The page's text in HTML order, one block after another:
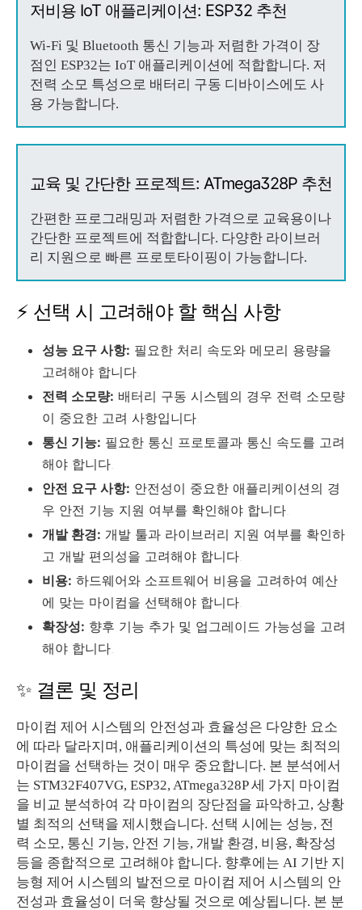
저비용 IoT 애플리케이션: ESP32 추천
Wi-Fi 및 Bluetooth 통신 기능과 저렴한 가격이 장
점인 ESP32는 IoT 애플리케이션에 적합합니다. 저
전력 소모 특성으로 배터리 구동 디바이스에도 사
용 가능합니다.
교육 및 간단한 프로젝트: ATmega328P 추천
간편한 프로그래밍과 저렴한 가격으로 교육용이나
간단한 프로젝트에 적합합니다. 다양한 라이브러
리 지원으로 빠른 프로토타이핑이 가능합니다.
⚡ 선택 시 고려해야 할 핵심 사항
성능 요구 사항: 필요한 처리 속도와 메모리 용량을
고려해야 합니다.
전력 소모량: 배터리 구동 시스템의 경우 전력 소모량
이 중요한 고려 사항입니다.
통신 기능: 필요한 통신 프로토콜과 통신 속도를 고려
해야 합니다.
안전 요구 사항: 안전성이 중요한 애플리케이션의 경
우 안전 기능 지원 여부를 확인해야 합니다.
개발 환경: 개발 툴과 라이브러리 지원 여부를 확인하
고 개발 편의성을 고려해야 합니다.
비용: 하드웨어와 소프트웨어 비용을 고려하여 예산
에 맞는 마이컴을 선택해야 합니다.
확장성: 향후 기능 추가 및 업그레이드 가능성을 고려
해야 합니다.
✨ 결론 및 정리
마이컴 제어 시스템의 안전성과 효율성은 다양한 요소
에 따라 달라지며, 애플리케이션의 특성에 맞는 최적의
마이컴을 선택하는 것이 매우 중요합니다. 본 분석에서
는 STM32F407VG, ESP32, ATmega328P 세 가지 마이컴
을 비교 분석하여 각 마이컴의 장단점을 파악하고, 상황
별 최적의 선택을 제시했습니다. 선택 시에는 성능, 전
력 소모, 통신 기능, 안전 기능, 개발 환경, 비용, 확장성
등을 종합적으로 고려해야 합니다. 향후에는 AI 기반 지
능형 제어 시스템의 발전으로 마이컴 제어 시스템의 안
전성과 효율성이 더욱 향상될 것으로 예상됩니다. 본 분